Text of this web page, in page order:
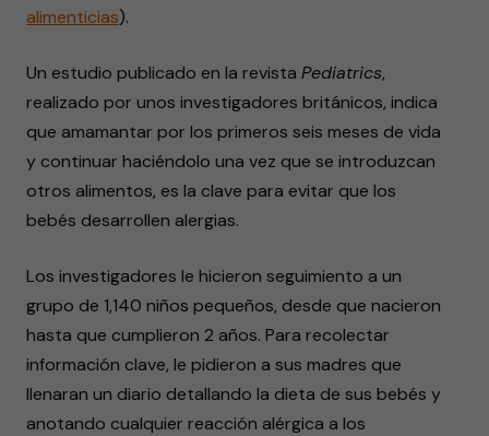
alimenticias).
Un estudio publicado en la revista Pediatrics,
realizado por unos investigadores británicos, indica
que amamantar por los primeros seis meses de vida
y continuar haciéndolo una vez que se introduzcan
otros alimentos, es la clave para evitar que los
bebés desarrollen alergias.
Los investigadores le hicieron seguimiento a un
grupo de 1,140 niños pequeños, desde que nacieron
hasta que cumplieron 2 años. Para recolectar
información clave, le pidieron a sus madres que
llenaran un diario detallando la dieta de sus bebés y
anotando cualquier reacción alérgica a los